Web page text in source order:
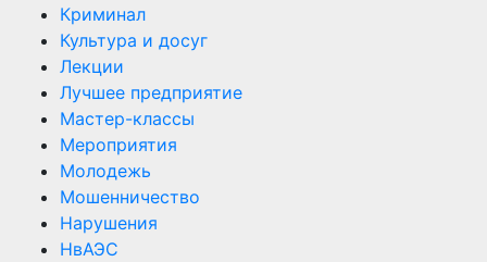
Криминал
Культура и досуг
Лекции
Лучшее предприятие
Мастер-классы
Мероприятия
Молодежь
Мошенничество
Нарушения
НвАЭС